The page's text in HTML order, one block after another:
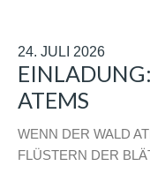
24. JULI 2026
ATEMS
WENN DER WALD
FLÜSTERN DER